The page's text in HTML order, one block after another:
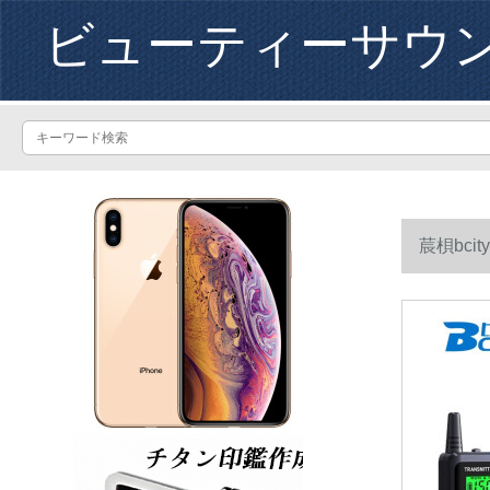
ビューティーサウ
莀梖
席チャー